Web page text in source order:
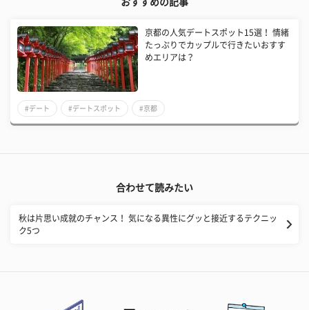
おすすめの記事
京都の人気デートスポット15選！ 情緒
たっぷりでカップルで行きたいおすす
めエリアは？
#デート #デートスポット #京都
合わせて読みたい
秋は片思い成就のチャンス！ 気になる異性にグッと接近するテクニッ
ク5つ